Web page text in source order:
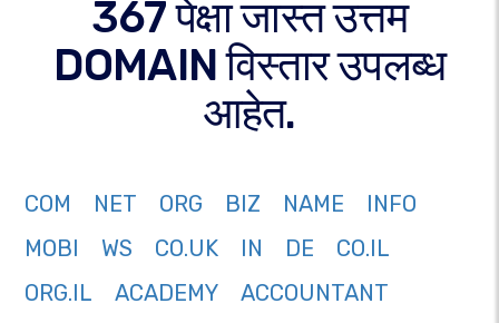
367 पेक्षा जास्त उत्तम
DOMAIN विस्तार उपलब्ध
आहेत.
COM NET ORG BIZ NAME
INFO
MOBI
WS CO.UK IN DE
CO.IL
ORG.IL
ACADEMY
ACCOUNTANT